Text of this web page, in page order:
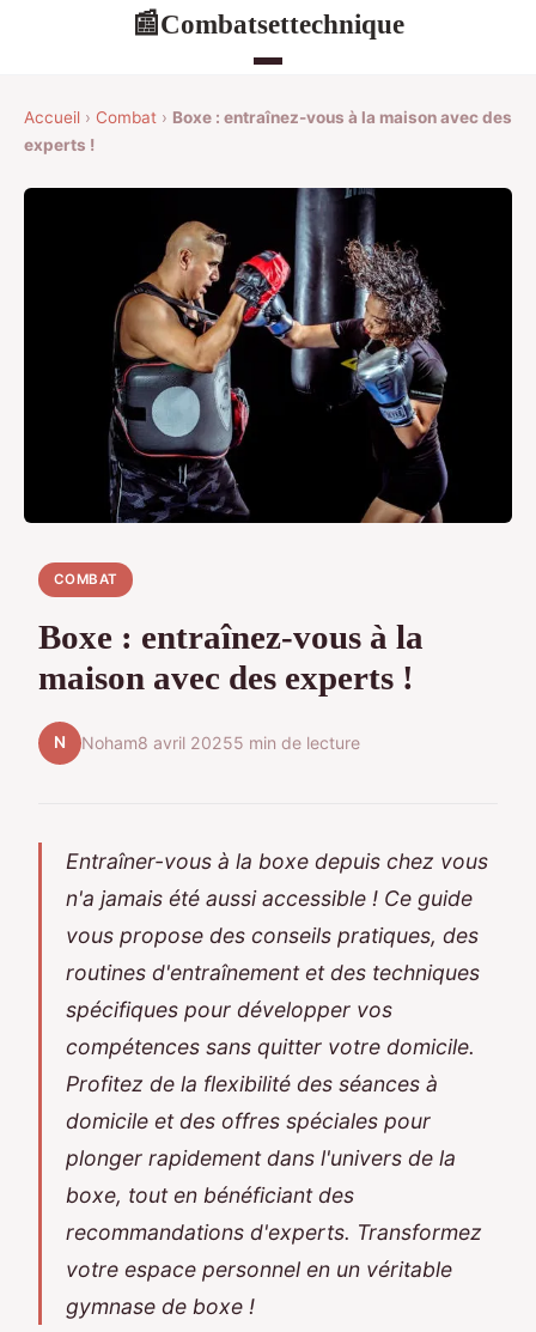
📰Combatsettechnique
Accueil › Combat › Boxe : entraînez-vous à la maison avec des
experts !
COMBAT
Boxe : entraînez-vous à la
maison avec des experts !
N Noham8 avril 20255 min de lecture
Entraîner-vous à la boxe depuis chez vous
n'a jamais été aussi accessible ! Ce guide
vous propose des conseils pratiques, des
routines d'entraînement et des techniques
spécifiques pour développer vos
compétences sans quitter votre domicile.
Profitez de la flexibilité des séances à
domicile et des offres spéciales pour
plonger rapidement dans l'univers de la
boxe, tout en bénéficiant des
recommandations d'experts. Transformez
votre espace personnel en un véritable
gymnase de boxe !